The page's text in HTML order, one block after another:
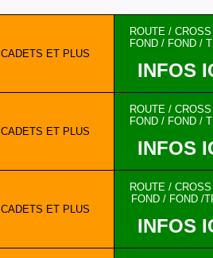
CADETS ET PLUS
ROUTE /
FOND / FOND /
INFOS
CADETS ET PLUS
ROUTE /
FOND / FOND /
INFOS
CADETS ET PLUS
ROUTE /
FOND / FOND /
INFOS